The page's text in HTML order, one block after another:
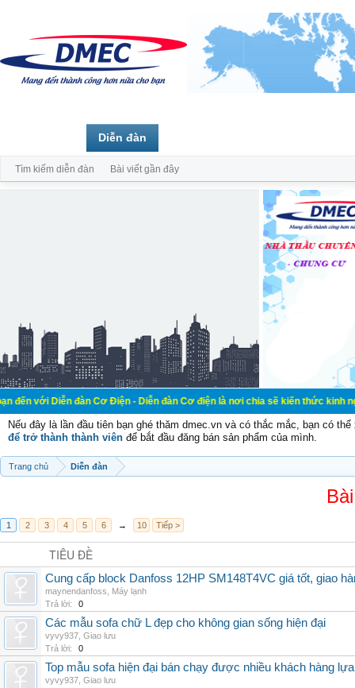
đàn Cơ Điện - Diễn đàn Cơ điện là nơi chia sẽ kiến thức kinh nghiệm
Nếu đây là lần đầu tiên bạn ghé thăm dmec.vn và có thắc mắc, bạn có
để trở thành thành viên để bắt đầu đăng bán sản phẩm của mình.
Trang chủ Diễn đàn
1 2 3 4 5 6 → 10 Tiếp >
TIÊU ĐỀ
Cung cấp block Danfoss 12HP SM148T4VC giá tốt, giao
maynendanfoss
Máy lạnh
Trả lời:
0
Các mẫu sofa chữ L đẹp cho không gian sống hiện đại
vyvy937 Giao lưu
Trả lời:
0
Top mẫu sofa hiện đại bán chạy được nhiều khách hàng
vyvy937 Giao lưu
Diễn đàn
Tìm kiếm diễn đàn Bài viết gần đây